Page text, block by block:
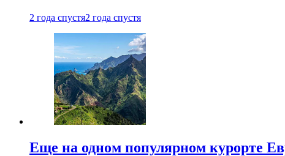
2 года спустя2 года спустя
Еще на одном популярном курорте